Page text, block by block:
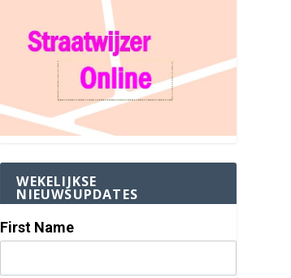
WEKELIJKSE
NIEUWSUPDATES
First Name